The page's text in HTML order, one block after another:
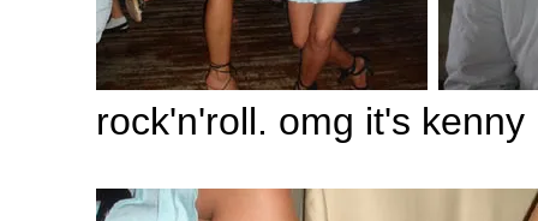
rock'n'roll. omg it's kenny